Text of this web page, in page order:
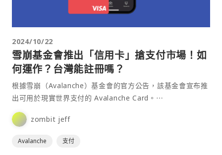
2024/10/22
雪崩基金會推出「信用卡」搶支付市場！如
何運作？台灣能註冊嗎？
根據雪崩（Avalanche）基金會的官方公告，該基金會宣布推
出可用於現實世界支付的 Avalanche Card。⋯
zombit jeff
Avalanche 支付